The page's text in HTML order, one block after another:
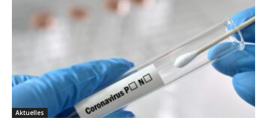
Aktuelles